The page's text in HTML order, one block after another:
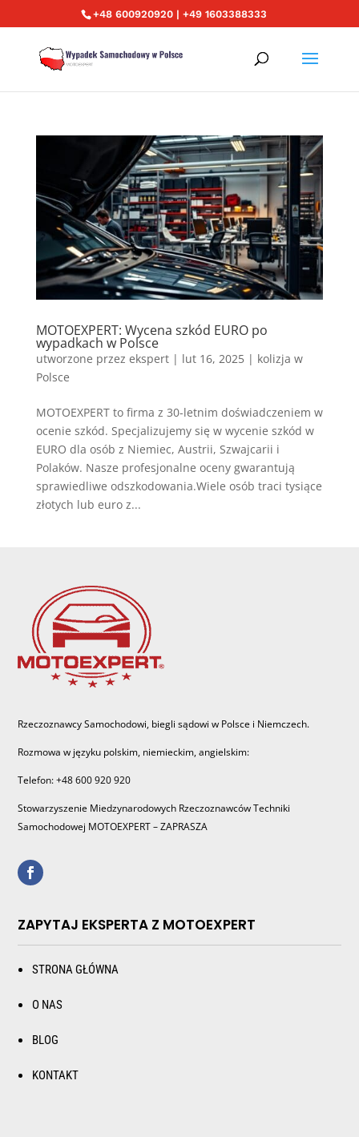
+48 600920920 | +49 1603388333
MOTOEXPERT: Wycena szkód EURO po
wypadkach w Polsce
utworzone przez ekspert| lut 16, 2025| kolizja w
Polsce
MOTOEXPERT to firma z 30-letnim doświadczeniem w
ocenie szkód. Specjalizujemy się w wycenie szkód w
EURO dla osób z Niemiec, Austrii, Szwajcarii i
Polaków. Nasze profesjonalne oceny gwarantują
sprawiedliwe odszkodowania.Wiele osób traci tysiące
złotych lub euro z...
Rzeczoznawcy Samochodowi, biegli sądowi w Polsce i Niemczech.
Rozmowa w języku polskim, niemieckim, angielskim:
Telefon: +48 600 920 920
Stowarzyszenie Miedzynarodowych Rzeczoznawców Techniki
Samochodowej MOTOEXPERT – ZAPRASZA
ZAPYTAJ EKSPERTA Z MOTOEXPERT
STRONA GŁÓWNA
O NAS
BLOG
KONTAKT